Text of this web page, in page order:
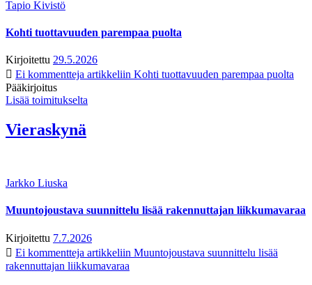
Tapio Kivistö
Kohti tuottavuuden parempaa puolta
Kirjoitettu 29.5.2026
Ei kommentteja artikkeliin Kohti tuottavuuden parempaa puolta
Pääkirjoitus
Lisää toimitukselta
Vieraskynä
Jarkko Liuska
Muuntojoustava suunnittelu lisää rakennuttajan liikkumavaraa
Kirjoitettu 7.7.2026
Ei kommentteja artikkeliin Muuntojoustava suunnittelu lisää
rakennuttajan liikkumavaraa